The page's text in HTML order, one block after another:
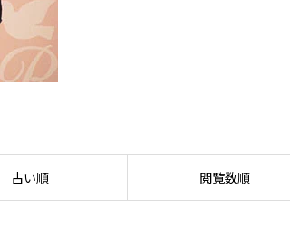
古い順 閲覧数順